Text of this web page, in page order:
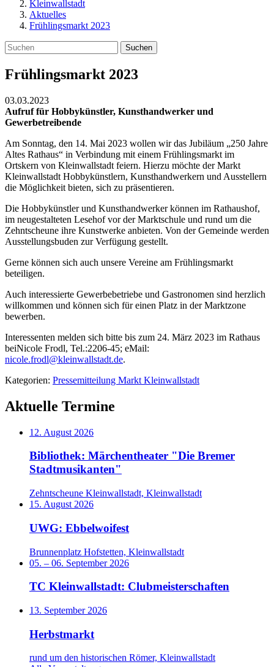
Kleinwallstadt
Aktuelles
Frühlingsmarkt 2023
Suchen
Frühlingsmarkt 2023
03.03.2023
Aufruf für Hobbykünstler, Kunsthandwerker und
Gewerbetreibende
Am Sonntag, den 14. Mai 2023 wollen wir das Jubiläum „250 Jahre
Altes Rathaus“ in Verbindung mit einem Frühlingsmarkt im
Ortskern von Kleinwallstadt feiern. Hierzu möchte der Markt
Kleinwallstadt Hobbykünstlern, Kunsthandwerkern und Ausstellern
die Möglichkeit bieten, sich zu präsentieren.
Die Hobbykünstler und Kunsthandwerker können im Rathaushof,
im neugestalteten Lesehof vor der Marktschule und rund um die
Zehntscheune ihre Kunstwerke anbieten. Von der Gemeinde werden
Ausstellungsbuden zur Verfügung gestellt.
Gerne können sich auch unsere Vereine am Frühlingsmarkt
beteiligen.
Auch interessierte Gewerbebetriebe und Gastronomen sind herzlich
willkommen und können sich für einen Platz in der Marktzone
bewerben.
Interessenten melden sich bitte bis zum 24. März 2023 im Rathaus
beiNicole Frodl, Tel.:2206-45; eMail:
nicole.frodl@kleinwallstadt.de.
Kategorien: Pressemitteilung Markt Kleinwallstadt
Aktuelle Termine
12. August 2026
Bibliothek: Märchentheater "Die Bremer
Stadtmusikanten"
Zehntscheune Kleinwallstadt, Kleinwallstadt
15. August 2026
UWG: Ebbelwoifest
Brunnenplatz Hofstetten, Kleinwallstadt
05. – 06. September 2026
TC Kleinwallstadt: Clubmeisterschaften
13. September 2026
Herbstmarkt
rund um den historischen Römer, Kleinwallstadt